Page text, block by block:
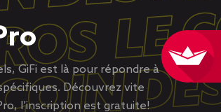
GiFi est là pour répondre à
Découvrez vite
l’inscription est gratuite!